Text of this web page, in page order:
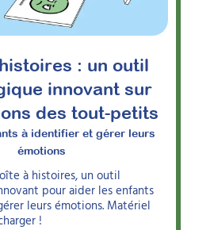
: un outil
innovant sur
des tout-petits
à identifier et gérer leurs
émotions
à histoires, un outil
pour aider les enfants
leurs émotions. Matériel
!